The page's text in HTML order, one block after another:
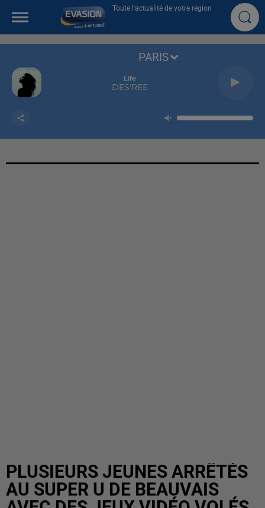
Toute l'actualité de votre région
Life
DES'REE
PARIS
PLUSIEURS JEUNES ARRÊTÉS
AU SUPER U DE BEAUVAIS